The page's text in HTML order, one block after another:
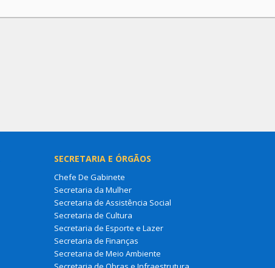
SECRETARIA E ÓRGÃOS
Chefe De Gabinete
Secretaria da Mulher
Secretaria de Assistência Social
Secretaria de Cultura
Secretaria de Esporte e Lazer
Secretaria de Finanças
Secretaria de Meio Ambiente